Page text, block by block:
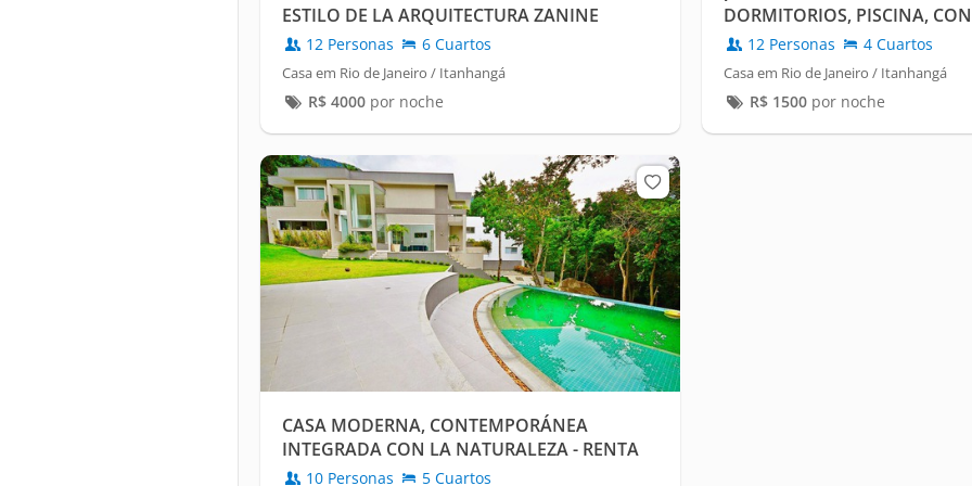
ESTILO DE LA ARQUITECTURA ZANINE
12 Personas 6 Cuartos
Casa em Rio de Janeiro / Itanhangá
R$ 4000por noche
DORMITORIOS, PISCINA,
VISTA12 Personas 4 Cuartos
Casa em Rio de Janeiro / Itanhangá
R$ 1500por noche
CASA MODERNA, CONTEMPORÁNEA
INTEGRADA CON LA NATURALEZA - RENTA
ANUAL
10 Personas 5 Cuartos